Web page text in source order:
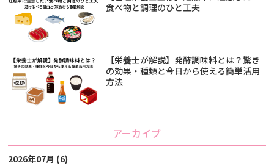
食べ物と調理のひと工夫
【栄養士が解説】発酵調味料とは？驚き
の効果・種類と今日から使える簡単活用
方法
アーカイブ
2026年07月 (6)